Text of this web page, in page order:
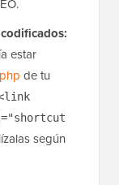
global
un favicon
tema o en
de